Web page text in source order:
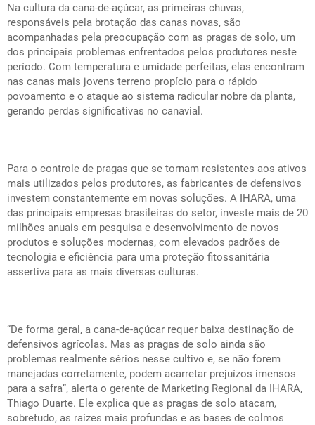
Na cultura da cana-de-açúcar, as primeiras chuvas,
responsáveis pela brotação das canas novas, são
acompanhadas pela preocupação com as pragas de solo, um
dos principais problemas enfrentados pelos produtores neste
período. Com temperatura e umidade perfeitas, elas encontram
nas canas mais jovens terreno propício para o rápido
povoamento e o ataque ao sistema radicular nobre da planta,
gerando perdas significativas no canavial.
Para o controle de pragas que se tornam resistentes aos ativos
mais utilizados pelos produtores, as fabricantes de defensivos
investem constantemente em novas soluções. A IHARA, uma
das principais empresas brasileiras do setor, investe mais de 20
milhões anuais em pesquisa e desenvolvimento de novos
produtos e soluções modernas, com elevados padrões de
tecnologia e eficiência para uma proteção fitossanitária
assertiva para as mais diversas culturas.
“De forma geral, a cana-de-açúcar requer baixa destinação de
defensivos agrícolas. Mas as pragas de solo ainda são
problemas realmente sérios nesse cultivo e, se não forem
manejadas corretamente, podem acarretar prejuízos imensos
para a safra”, alerta o gerente de Marketing Regional da IHARA,
Thiago Duarte. Ele explica que as pragas de solo atacam,
sobretudo, as raízes mais profundas e as bases de colmos